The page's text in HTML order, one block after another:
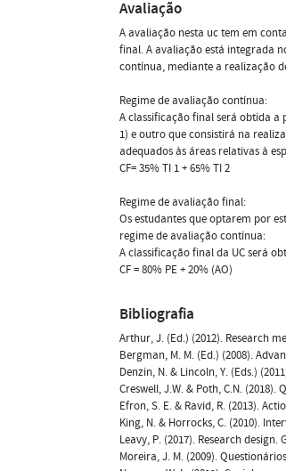
Avaliação
A avaliação nesta uc tem em
final. A avaliação está integrada
contínua, mediante a realização
Regime de avaliação contínua:
A classificação final será obtida
1) e outro que consistirá na
adequados às áreas relativas à
CF= 35% TI 1 + 65% TI 2
Regime de avaliação final:
Os estudantes que optarem por
regime de avaliação contínua:
A classificação final da UC será
CF = 80% PE + 20% (AO)
Bibliografia
Arthur, J. (Ed.) (2012). Research
Bergman, M. M. (Ed.) (2008).
Denzin, N. & Lincoln, Y. (Eds.)
Creswell, J.W. & Poth, C.N.
Efron, S. E. & Ravid, R. (2013).
King, N. & Horrocks, C. (2010).
Leavy, P. (2017). Research design.
Moreira, J. M. (2009).